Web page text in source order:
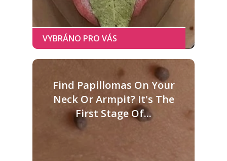
Find Papillomas On Your
Neck Or Armpit? It's The
First Stage Of...